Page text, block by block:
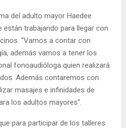
del adulto mayor Haedee
están trabajando para llegar con
“Vamos a contar con
además vamos a tener los
fonoaudióloga quien realizará
Además contaremos con
masajes e infinidades de
los adultos mayores”.
para participar de los talleres